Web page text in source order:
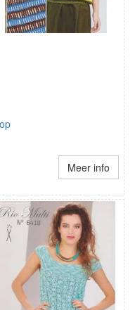
Meer info